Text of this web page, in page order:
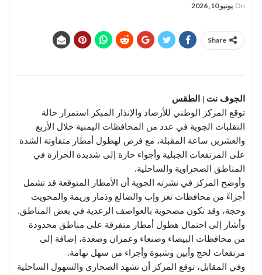
On يونيو 10, 2026
Share
الجوف نت | الطقس
توقع المركز الوطني للأرصاد والإنذار المبكر استمرار حالة
التقلبات الجوية في عدد من المحافظات اليمنية خلال الأربع
والعشرين ساعة المقبلة، مع فرص لهطول أمطار متفاوتة الشدة
على المرتفعات الجبلية وأجواء حارة إلى شديدة الحرارة في
المناطق الصحراوية والساحلية.
وأوضح المركز في نشرته الجوية أن الأمطار المتوقعة قد تشمل
أجزاءً من محافظات تعز وإب والضالع وذمار وريمة والمحويت
وحجة، وقد تكون مصحوبة بالعواصف الرعدية في بعض المناطق.
وأشار إلى احتمال هطول أمطار متفرقة على مناطق محدودة
من محافظات البيضاء وصنعاء وعمران وصعدة، إضافة إلى
مرتفعات لحج وأبين وشبوة وأجزاء من سهل تهامة.
وفي المقابل، توقع المركز أن تشهد الصحارى والسهول الساحلية